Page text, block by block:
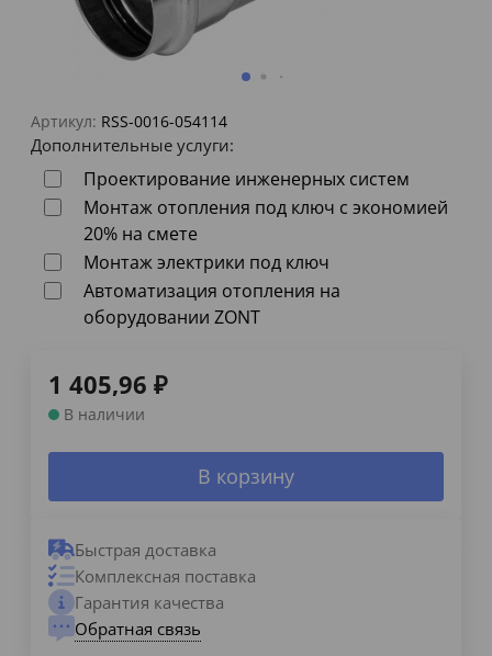
Артикул: RSS-0016-054114
Дополнительные услуги:
Проектирование инженерных систем
Монтаж отопления под ключ с экономией
20% на смете
Монтаж электрики под ключ
Автоматизация отопления на
оборудовании ZONT
1 405,96 ₽
В наличии
В корзину
Быстрая доставка
Комплексная поставка
Гарантия качества
Обратная связь